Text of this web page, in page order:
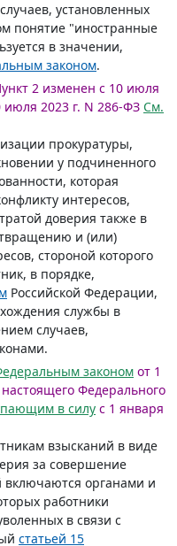
установленных
понятие "иностранные
в значении,
законом.
2 изменен с 10 июля
июля 2023 г. N 286-ФЗ См.
прокуратуры,
у подчиненного
которая
интересов,
доверия также в
и (или)
стороной которого
в порядке,
Российской Федерации,
службы в
случаев,
законом от 1
Федерального
в силу с 1 января
взысканий в виде
за совершение
органами и
работники
в связи с
статьей 15